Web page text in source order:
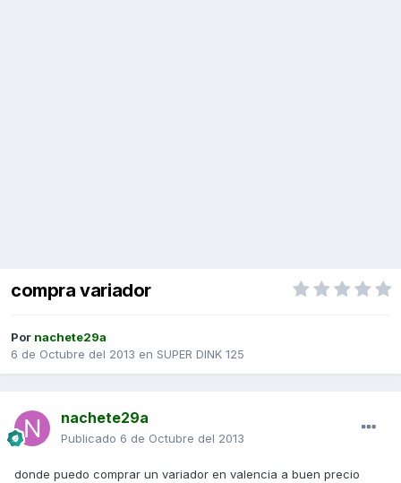
compra variador
Por nachete29a
6 de Octubre del 2013 en SUPER DINK 125
nachete29a
Publicado 6 de Octubre del 2013
donde puedo comprar un variador en valencia a buen precio